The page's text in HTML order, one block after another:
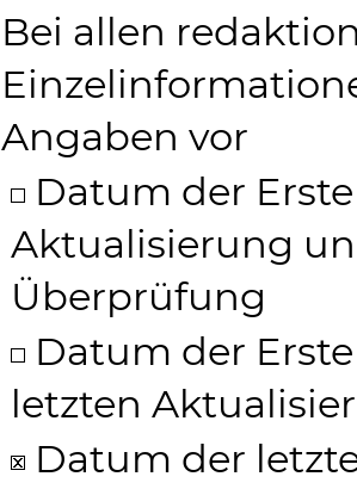
Bei allen
Angaben vor
Datum der
Aktualisierung
Überprüfung
Datum der
letzten
Datum der